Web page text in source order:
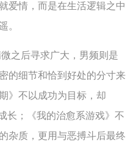
爱情，而是在生活逻辑之中
。
之后寻求广大，男频则是
的细节和恰到好处的分寸来
》不以成功为目标，却
长；《我的治愈系游戏》不
杂质，更用与恶搏斗后最终